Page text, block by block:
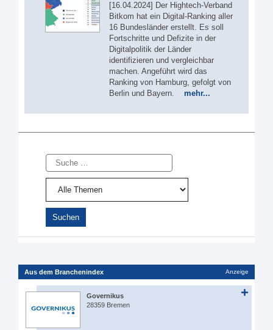
[16.04.2024] Der Hightech-Verband
Bitkom hat ein Digital-Ranking aller
16 Bundesländer erstellt. Es soll
Fortschritte und Defizite in der
Digitalpolitik der Länder
identifizieren und vergleichbar
machen. Angeführt wird das
Ranking von Hamburg, gefolgt von
Berlin und Bayern. mehr...
Suche
Aus dem Branchenindex Anzeige
Governikus
28359 Bremen